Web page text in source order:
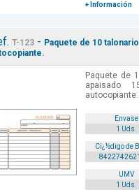
+ Información
T-123- Paquete de 10
Paquete de
apaisado
Envase
1 Uds.
Cï¿½digo de
UMV
1 Uds.